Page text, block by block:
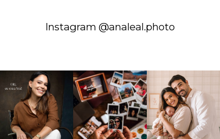
Instagram @analeal.photo